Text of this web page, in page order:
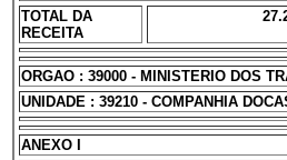
TOTAL DA
RECEITA
ORGAO : 39000 - MINISTERIO DOS
UNIDADE : 39210 - COMPANHIA
ANEXO I